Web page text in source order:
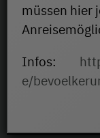
müssen hier
Infos:
e/